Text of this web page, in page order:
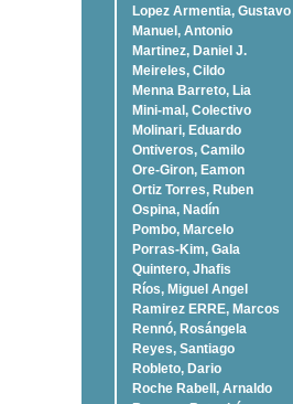
Lopez Armentia, Gustavo
Manuel, Antonio
Martinez, Daniel J.
Meireles, Cildo
Menna Barreto, Lia
Mini-mal, Colectivo
Molinari, Eduardo
Ontiveros, Camilo
Ore-Giron, Eamon
Ortiz Torres, Ruben
Ospina, Nadí­n
Pombo, Marcelo
Porras-Kim, Gala
Quintero, Jhafis
Rí­os, Miguel Angel
Ramirez ERRE, Marcos
Rennó, Rosángela
Reyes, Santiago
Robleto, Dario
Roche Rabell, Arnaldo